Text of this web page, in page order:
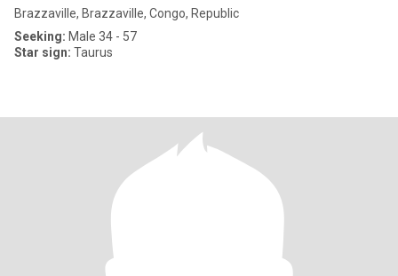
Brazzaville, Brazzaville, Congo, Republic
Seeking: Male 34 - 57
Star sign: Taurus